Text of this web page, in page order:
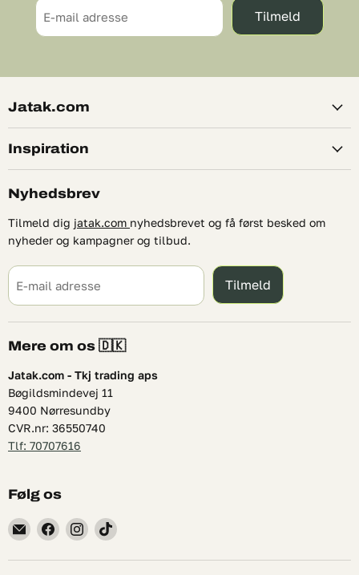
E-mail adresse Tilmeld
Jatak.com
Inspiration
Nyhedsbrev
Tilmeld dig jatak.com nyhedsbrevet og få først besked om
nyheder og kampagner og tilbud.
E-mail adresse Tilmeld
Mere om os 🇩🇰
Jatak.com - Tkj trading aps
Bøgildsmindevej 11
9400 Nørresundby
CVR.nr: 36550740
Tlf: 70707616
Følg os
Find
på
Find
på
Find
på
Find
på